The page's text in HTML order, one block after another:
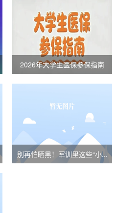
2026年大学生医保参保指南
别再怕晒黑！军训里这些“小...